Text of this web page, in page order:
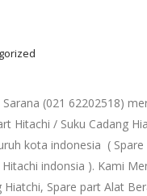
(021 62202518)
Hitachi / Suku Cadang
kota indonesia ( Spare
indonsia ). Kami
Hiatchi, Spare part Alat